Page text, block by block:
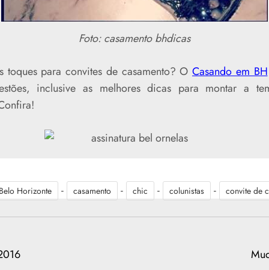
Foto: casamento bhdicas
toques para convites de casamento? O Casando em BH
inclusive as melhores dicas para montar a
Horizonte - casamento - chic - colunistas - convite de